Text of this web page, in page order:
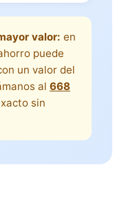
valor: en
puede
un valor del
al 668
sin